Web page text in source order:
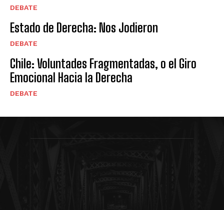
DEBATE
Estado de Derecha: Nos Jodieron
DEBATE
Chile: Voluntades Fragmentadas, o el Giro
Emocional Hacia la Derecha
DEBATE